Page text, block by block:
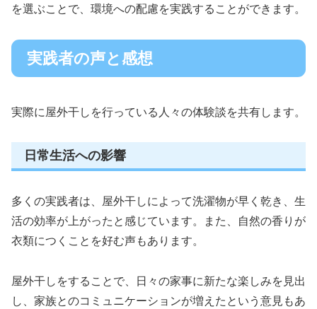
を選ぶことで、環境への配慮を実践することができます。
実践者の声と感想
実際に屋外干しを行っている人々の体験談を共有します。
日常生活への影響
多くの実践者は、屋外干しによって洗濯物が早く乾き、生
活の効率が上がったと感じています。また、自然の香りが
衣類につくことを好む声もあります。
屋外干しをすることで、日々の家事に新たな楽しみを見出
し、家族とのコミュニケーションが増えたという意見もあ